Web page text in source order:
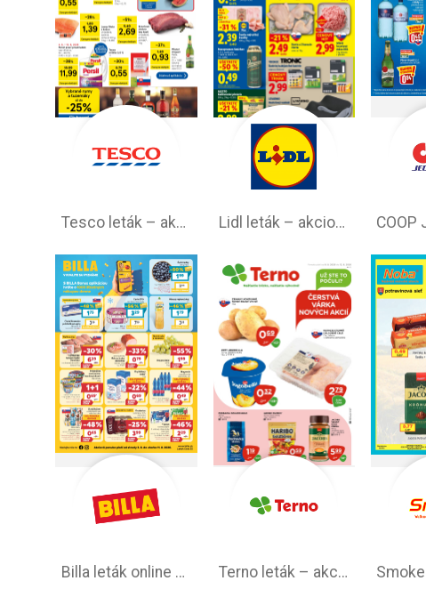
Tesco leták – akciová ponuka Lidl leták –⁠ akciová ponuka
Billa leták online –⁠ aktuálny od stredy Terno leták – akciová ponuka